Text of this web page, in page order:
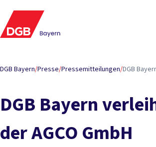
DGB Bayern/Presse/Pressemitteilungen/DGB
DGB Bay­ern
der AG­CO GmbH